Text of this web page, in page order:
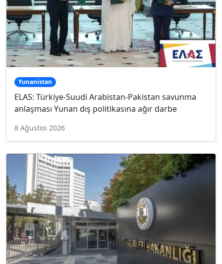
Yunanistan
ELAS: Türkiye-Suudi Arabistan-Pakistan savunma
anlaşması Yunan dış politikasına ağır darbe
8 Ağustos 2026